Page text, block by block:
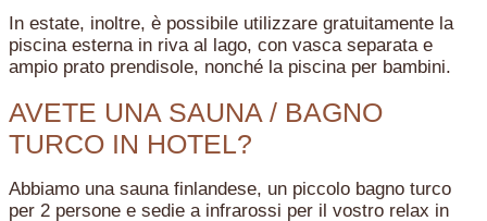
In estate, inoltre, è possibile utilizzare gratuitamente la
piscina esterna in riva al lago, con vasca separata e
ampio prato prendisole, nonché la piscina per bambini.
AVETE UNA SAUNA / BAGNO
TURCO IN HOTEL?
Abbiamo una sauna finlandese, un piccolo bagno turco
per 2 persone e sedie a infrarossi per il vostro relax in